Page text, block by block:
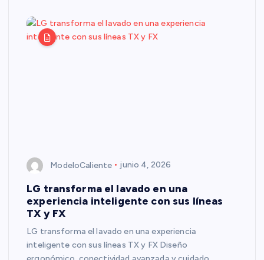
ModeloCaliente junio 4, 2026
LG transforma el lavado en una
experiencia inteligente con sus líneas
TX y FX
LG transforma el lavado en una experiencia
inteligente con sus líneas TX y FX Diseño